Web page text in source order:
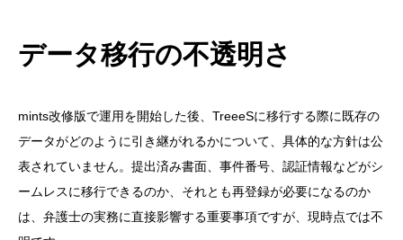
データ移行の不透明さ
mints改修版で運用を開始した後、TreeeSに移行する際に既存の
データがどのように引き継がれるかについて、具体的な方針は公
表されていません。提出済み書面、事件番号、認証情報などがシ
ームレスに移行できるのか、それとも再登録が必要になるのか
は、弁護士の実務に直接影響する重要事項ですが、現時点では不